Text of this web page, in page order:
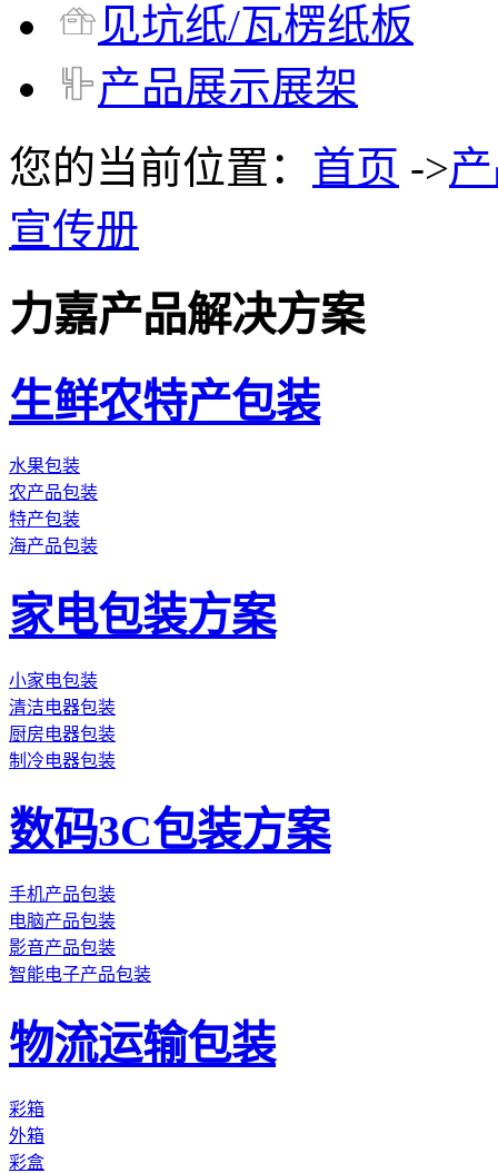
见坑纸/瓦楞纸板
产品展示展架
您的当前位置： 首页 ->
宣传册
力嘉产品解决方案
生鲜农特产包装
水果包装
农产品包装
特产包装
海产品包装
家电包装方案
小家电包装
清洁电器包装
厨房电器包装
制冷电器包装
数码3C包装方案
手机产品包装
电脑产品包装
影音产品包装
智能电子产品包装
物流运输包装
彩箱
外箱
彩盒